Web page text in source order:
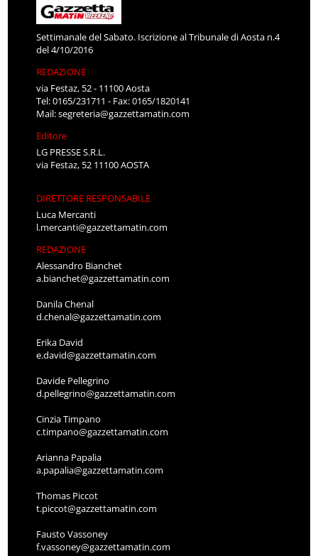
Settimanale del Sabato. Iscrizione al Tribunale di Aosta n.4
del 4/10/2016
REDAZIONE
via Festaz, 52 - 11100 Aosta
Tel: 0165/231711 - Fax: 0165/1820141
Mail:segreteria@gazzettamatin.com
Editore
LG PRESSE S.R.L.
via Festaz, 52 11100 AOSTA
DIRETTORE RESPONSABILE
Luca Mercanti
l.mercanti@gazzettamatin.com
REDAZIONE
Alessandro Bianchet
a.bianchet@gazzettamatin.com
Danila Chenal
d.chenal@gazzettamatin.com
Erika David
e.david@gazzettamatin.com
Davide Pellegrino
d.pellegrino@gazzettamatin.com
Cinzia Timpano
c.timpano@gazzettamatin.com
Arianna Papalia
a.papalia@gazzettamatin.com
Thomas Piccot
t.piccot@gazzettamatin.com
Fausto Vassoney
f.vassoney@gazzettamatin.com